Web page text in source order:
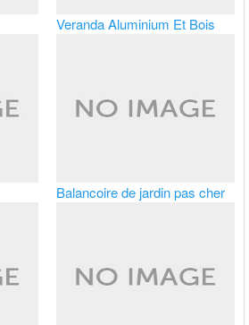
Veranda Aluminium Et Bois
Balancoire de jardin pas cher